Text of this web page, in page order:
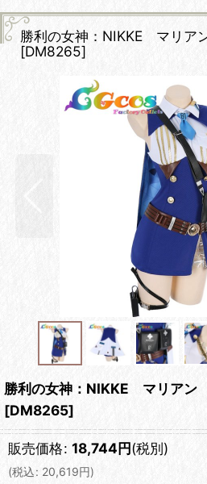
勝利の女神：NIKKE マリア
[DM8265]
勝利の女神：NIKKE マリアン
[DM8265]
販売価格: 18,744円(税別)
(税込: 20,619円)